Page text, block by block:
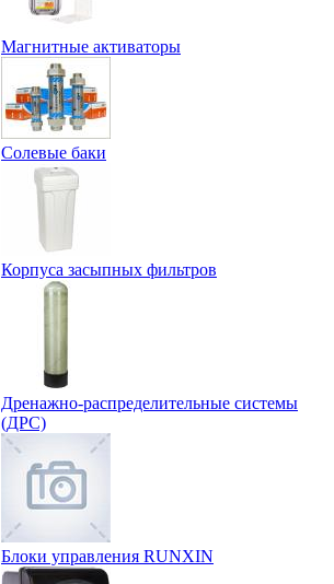
Магнитные активаторы
Солевые баки
Корпуса засыпных фильтров
Дренажно-распределительные системы
(ДРС)
Блоки управления RUNXIN